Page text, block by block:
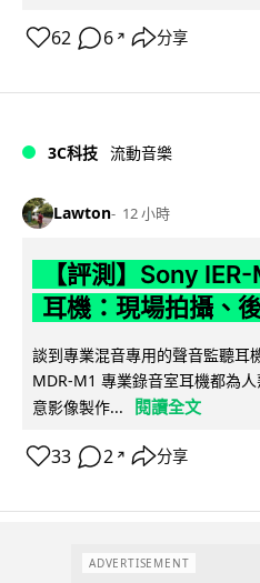
62 6 ↗ 分享
3C科技 流動音樂
Lawton 12 小時
【評測】Sony
耳機：現場拍攝、
談到專業混音專用的聲音監聽耳
MDR-M1 專業錄音室耳機都為
意影像製作...
閱讀全文
33 2 ↗ 分享
ADVERTISEMENT